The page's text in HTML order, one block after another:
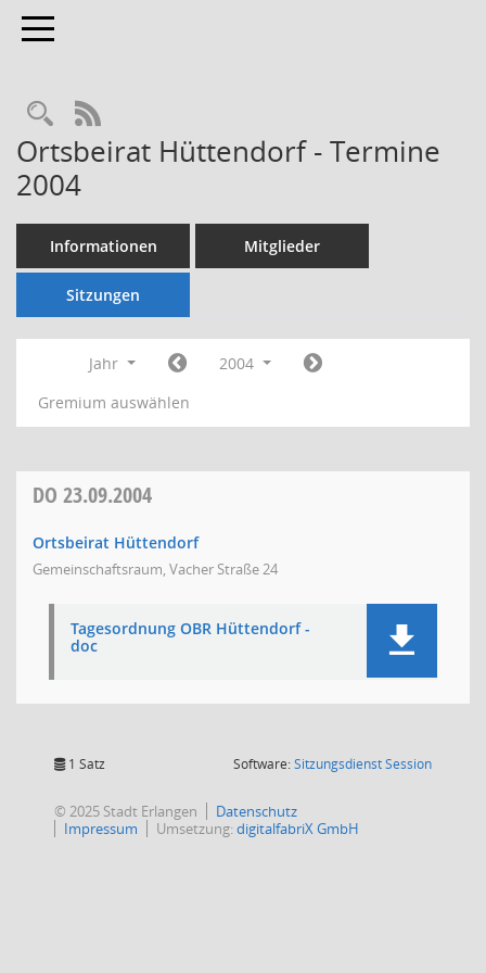
Toggle navigation
Rechercheauswahl
RSS-Feed
Ortsbeirat Hüttendorf - Termine
2004
Informationen Mitglieder
Sitzungen
Jahr
2004
Gremium auswählen
DO 23.09.2004
Ortsbeirat Hüttendorf
Gemeinschaftsraum, Vacher Straße 24
Tagesordnung OBR Hüttendorf -
doc
1 Satz Software:SitzungsdienstSession(Wird in
© 2025 Stadt Erlangen
Datenschutz
Impressum
Umsetzung:digitalfabriX GmbH